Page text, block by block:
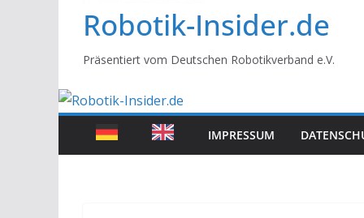
Robotik-Insider.de
Präsentiert vom Deutschen Robotikverband e.V.
IMPRESSUM